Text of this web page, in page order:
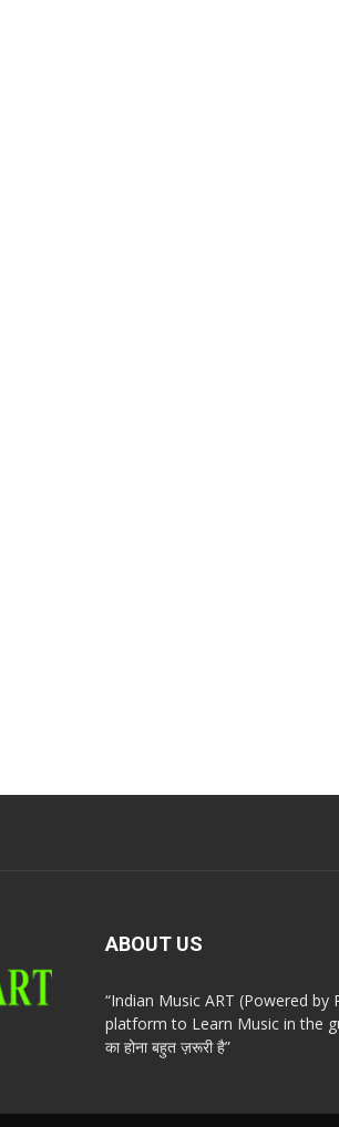
ABOUT US
“Indian Music ART (Powered by
platform to Learn Music in the
का होना बहुत ज़रूरी है”